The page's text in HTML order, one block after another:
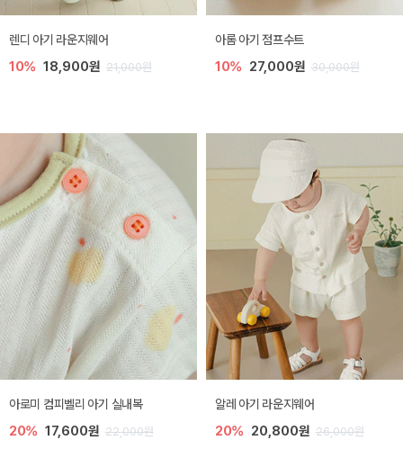
렌디 아기 라운지웨어
10% 18,900원 21,000원
아롬 아기 점프수트
10% 27,000원 30,000원
아로미 컴피벨리 아기 실내복
20% 17,600원 22,000원
알레 아기 라운지웨어
20% 20,800원 26,000원